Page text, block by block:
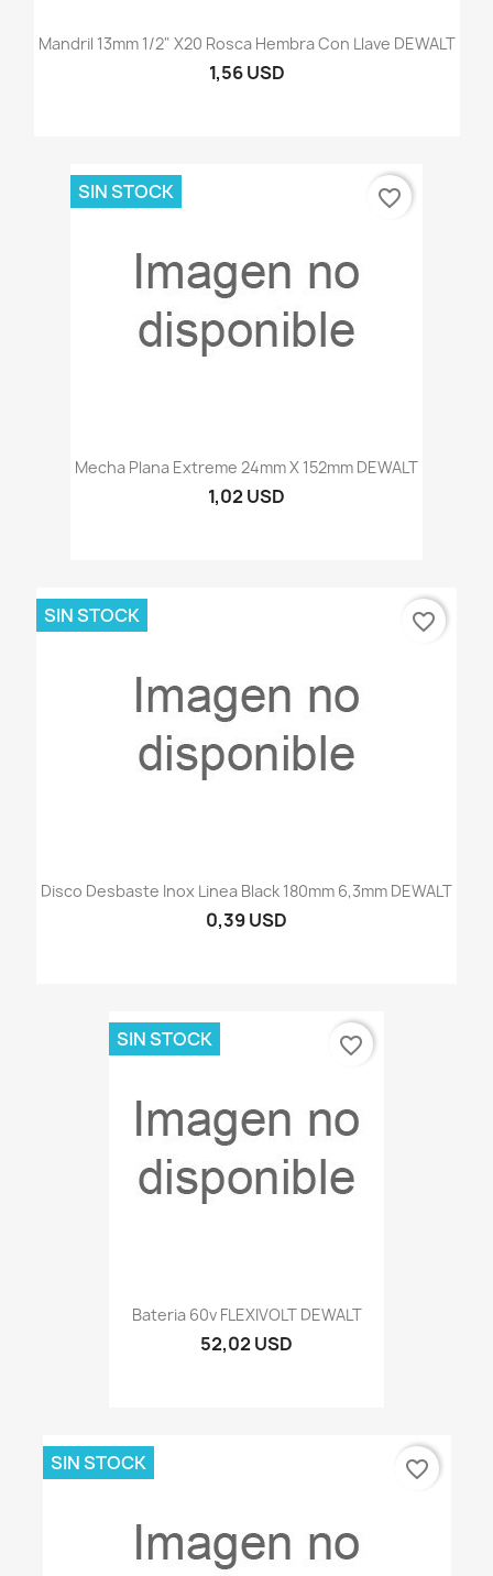
Mandril 13mm 1/2" X20 Rosca Hembra Con Llave DEWALT
1,56 USD
Mecha Plana Extreme 24mm X 152mm DEWALT
1,02 USD
SIN STOCK favorite_border
Disco Desbaste Inox Linea Black 180mm 6,3mm DEWALT
0,39 USD
SIN STOCK favorite_border
Bateria 60v FLEXIVOLT DEWALT
52,02 USD
SIN STOCK favorite_border
SIN STOCK favorite_border